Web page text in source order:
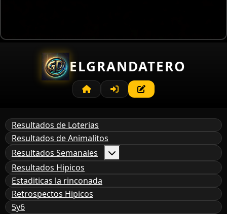
ELGRANDATERO
Resultados de Loterias
Resultados de Animalitos
Resultados Semanales
Resultados Hipicos
Estaditicas la rinconada
Retrospectos Hipicos
5y6